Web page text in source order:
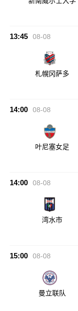
13:45 08-08
札幌冈萨多
14:00 08-08
叶尼塞女足
14:00 08-08
湾水市
15:00 08-08
曼立联队